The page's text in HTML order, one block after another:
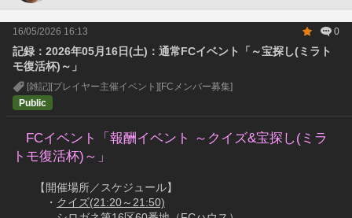
16/05/2026 16:13 0
記録：2026年05月16日(土)：通常FCイベント「～宝探し(ミラト
モ復活杯)～」
[雑記] [プレイヤー主催イベント] [FCメンバー募集]
Public
FCイベント「報酬イベント ～クイズ&宝探し(ミラ
トモ復活杯)～」
【開催場所／スケジュール】
・ クイズ(21:20～21:50)